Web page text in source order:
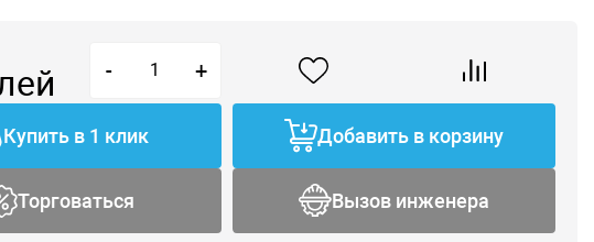
- +
Купить в 1 клик Добавить в корзину
Торговаться Вызов инженера